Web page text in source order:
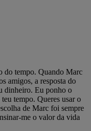
do tempo. Quando Marc
amigos, a resposta do
dinheiro. Eu ponho o
tempo. Queres usar o
de Marc foi sempre
me o valor da vida